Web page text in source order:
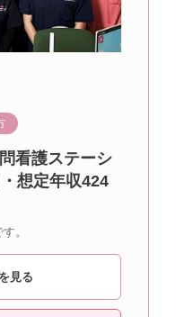
看護ステーシ
想定年収424
。
見る